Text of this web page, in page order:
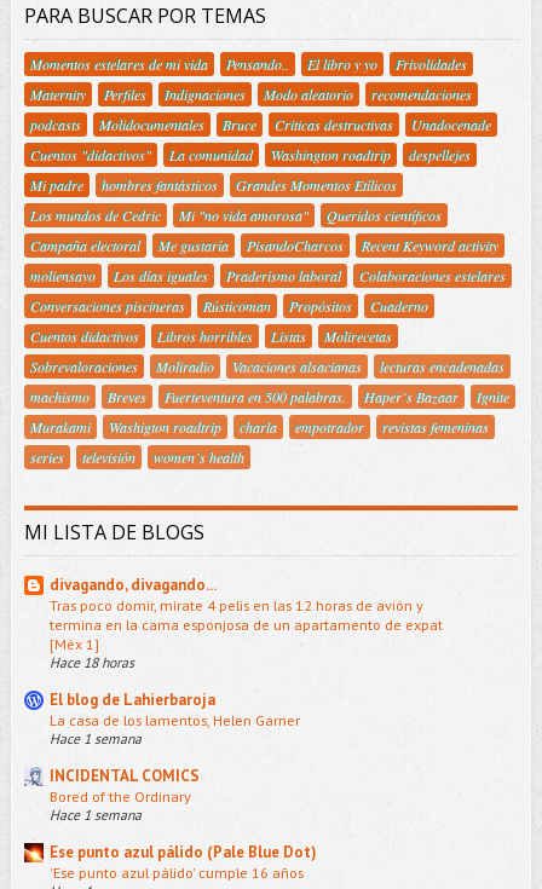
PARA BUSCAR POR TEMAS
Momentos estelares de mi vida Pensando.. El libro y yo
Frivolidades
Maternity
Perfiles Indignaciones Modo aleatorio
recomendaciones
podcasts
Molidocumentales Bruce Criticas destructivas
Unadocenade
Cuentos "didactivos"
La comunidad Washington roadtrip
despellejes
Mi padre
hombres fantásticos
Grandes Momentos Etílicos
Los mundos de Cedric
Mi "no vida amorosa"
Queridos científicos
Campaña electoral
Me gustaría PisandoCharcos
Recent Keyword activity
moliensayo
Los días iguales Praderismo laboral
Colaboraciones estelares
Conversaciones piscineras
Rústicoman Propósitos
Cuaderno
Cuentos didactivos
Libros horribles Listas
Molirecetas
Sobrevaloraciones
Moliradio Vacaciones alsacianas
lecturas encadenadas
machismo
Breves Fuerteventura en 500 palabras. Haper´s Bazaar
Ignite
Murakami
Washigton roadtrip charla empotrador
revistas femeninas
series
televisión women´s health
MI LISTA DE BLOGS
divagando, divagando...
Tras poco domir, mírate 4 pelis en las 12 horas de avión y
termina en la cama esponjosa de un apartamento de expat
[Méx 1]
Hace 18 horas
El blog de Lahierbaroja
La casa de los lamentos, Helen Garner
Hace 1 semana
INCIDENTAL COMICS
Bored of the Ordinary
Hace 1 semana
Ese punto azul pálido (Pale Blue Dot)
'Ese punto azul pálido' cumple 16 años